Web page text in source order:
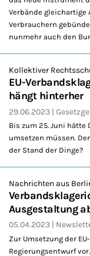
Verbände gleichartige
Verbrauchern
nunmehr auch den
Kollektiver
EU-
hängt hinterher
29.06.2023
Bis zum 25. Juni
umsetzen müssen.
der Stand der Dinge?
Nachrichten aus
Ausgestaltung
05.04.2023
Zur Umsetzung der
Regierungsentwurf